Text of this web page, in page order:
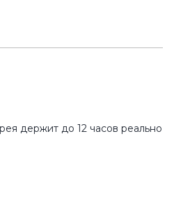
держит до 12 часов реально